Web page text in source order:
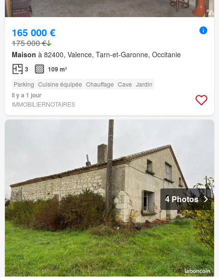
165 000 €
175 000 €
Maison à 82400, Valence, Tarn-et-Garonne, Occitanie
3 109 m²
Parking Cuisine équipée Chauffage Cave Jardin
Il y a 1 jour
IMMOBILIERNOTAIRES
4 Photos